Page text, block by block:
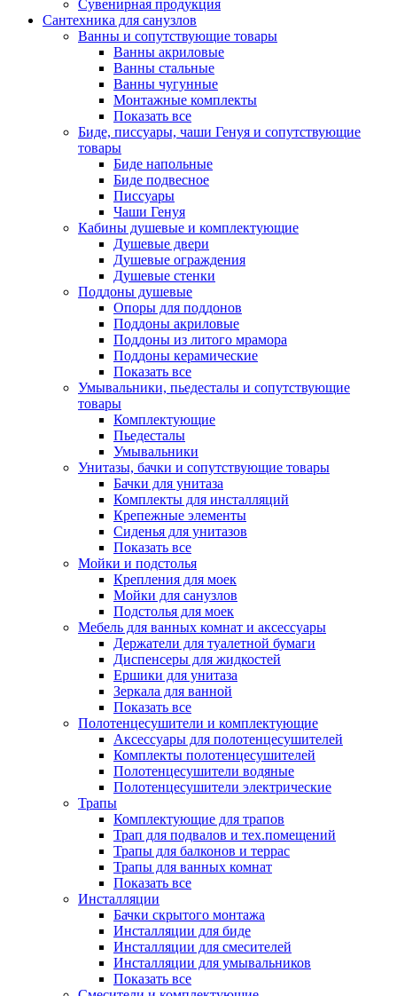
Сувенирная продукция
Сантехника для санузлов
Ванны и сопутствующие товары
Ванны акриловые
Ванны стальные
Ванны чугунные
Монтажные комплекты
Показать все
Биде, писсуары, чаши Генуя и сопутствующие
товары
Биде напольные
Биде подвесное
Писсуары
Чаши Генуя
Кабины душевые и комплектующие
Душевые двери
Душевые ограждения
Душевые стенки
Поддоны душевые
Опоры для поддонов
Поддоны акриловые
Поддоны из литого мрамора
Поддоны керамические
Показать все
Умывальники, пьедесталы и сопутствующие
товары
Комплектующие
Пьедесталы
Умывальники
Унитазы, бачки и сопутствующие товары
Бачки для унитаза
Комплекты для инсталляций
Крепежные элементы
Сиденья для унитазов
Показать все
Мойки и подстолья
Крепления для моек
Мойки для санузлов
Подстолья для моек
Мебель для ванных комнат и аксессуары
Держатели для туалетной бумаги
Диспенсеры для жидкостей
Ершики для унитаза
Зеркала для ванной
Показать все
Полотенцесушители и комплектующие
Аксессуары для полотенцесушителей
Комплекты полотенцесушителей
Полотенцесушители водяные
Полотенцесушители электрические
Трапы
Комплектующие для трапов
Трап для подвалов и тех.помещений
Трапы для балконов и террас
Трапы для ванных комнат
Показать все
Инсталляции
Бачки скрытого монтажа
Инсталляции для биде
Инсталляции для смесителей
Инсталляции для умывальников
Показать все